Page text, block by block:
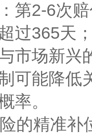
第2-6次
过365天
市场新兴
可能降低
率。
的精准补